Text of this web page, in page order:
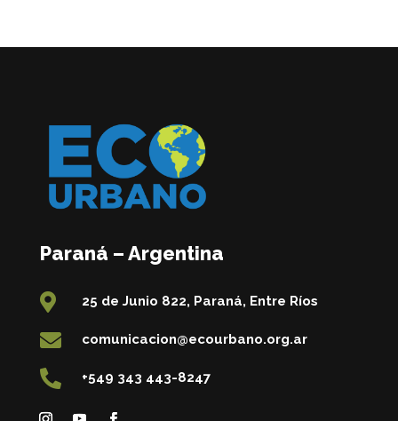
Paraná – Argentina
 25 de Junio 822, Paraná, Entre Ríos
 comunicacion@ecourbano.org.ar
 +549 343 443-8247